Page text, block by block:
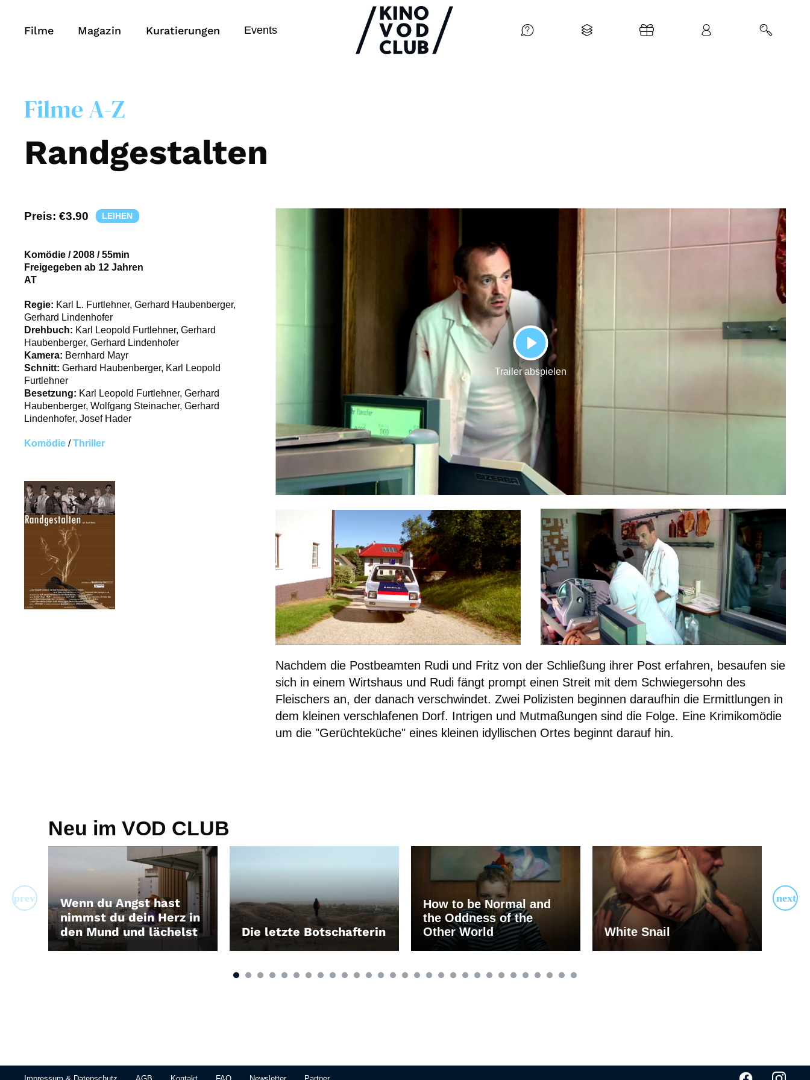
So geht’s
Filmpakete
Gutscheine
& Filmpässe
Account
Suche
Filme Magazin Kuratierungen Events
Filme A-Z
Randgestalten
Preis: €3.90 LEIHEN
PLAY
Trailer abspielen
Komödie /2008 /55min
Freigegeben ab 12 Jahren
AT
Regie: Karl L. Furtlehner, Gerhard Haubenberger,
Gerhard Lindenhofer
Drehbuch: Karl Leopold Furtlehner, Gerhard
Haubenberger, Gerhard Lindenhofer
Kamera: Bernhard Mayr
Schnitt: Gerhard Haubenberger, Karl Leopold
Furtlehner
Besetzung: Karl Leopold Furtlehner, Gerhard
Haubenberger, Wolfgang Steinacher, Gerhard
Lindenhofer, Josef Hader
Komödie /Thriller
Nachdem die Postbeamten Rudi und Fritz von der Schließung ihrer Post erfahren, besaufen sie
sich in einem Wirtshaus und Rudi fängt prompt einen Streit mit dem Schwiegersohn des
Fleischers an, der danach verschwindet. Zwei Polizisten beginnen daraufhin die Ermittlungen in
dem kleinen verschlafenen Dorf. Intrigen und Mutmaßungen sind die Folge. Eine Krimikomödie
um die "Gerüchteküche" eines kleinen idyllischen Ortes beginnt darauf hin.
Neu im VOD CLUB
Wenn du Angst hast
nimmst du dein Herz in
den Mund und lächelst
LEIHEN Die letzte Botschafterin
LEIHEN
How to be Normal and
the Oddness of the
Other World
LEIHEN White Snail